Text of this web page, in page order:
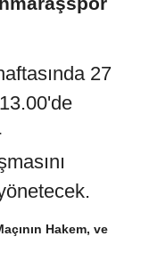
27
Hakem, ve